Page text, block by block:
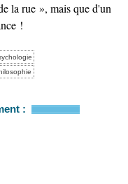
la rue », mais que d'un
!
: